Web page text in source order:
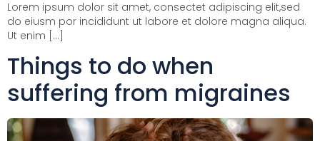
Lorem ipsum dolor sit amet, consectet adipiscing elit,sed
do eiusm por incididunt ut labore et dolore magna aliqua.
Ut enim […]
Things to do when
suffering from migraines